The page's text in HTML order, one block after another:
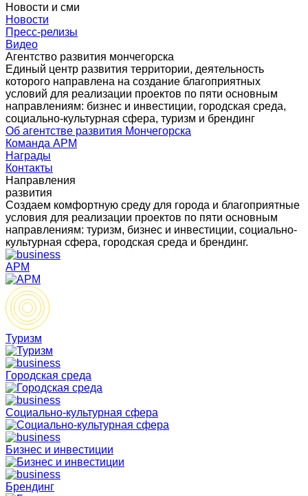
Новости и сми
Новости
Пресс-релизы
Видео
Агентство развития мончегорска
Единый центр развития территории, деятельность
которого направлена на создание благоприятных
условий для реализации проектов по пяти основным
направлениям: бизнес и инвестиции, городская среда,
социально-культурная сфера, туризм и брендинг
Об агентстве развития Мончегорска
Команда АРМ
Награды
Контакты
Направления
развития
Создаем комфортную среду для города и благоприятные
условия для реализации проектов по пяти основным
направлениям: туризм, бизнес и инвестиции, социально-
культурная сфера, городская среда и брендинг.
АРМ
Туризм
Городская среда
Социально-культурная сфера
Бизнес и инвестиции
Брендинг